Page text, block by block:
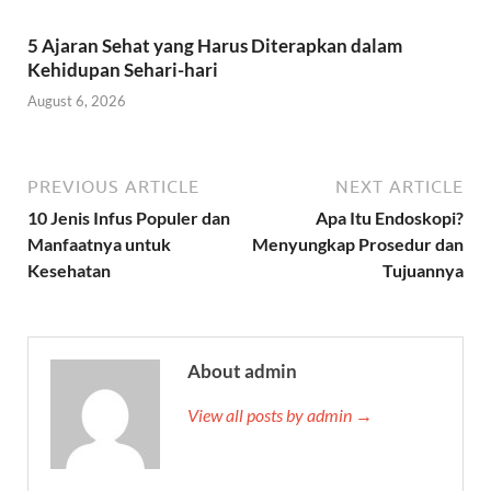
5 Ajaran Sehat yang Harus Diterapkan dalam
Kehidupan Sehari-hari
August 6, 2026
PREVIOUS ARTICLE
10 Jenis Infus Populer dan
Manfaatnya untuk
Kesehatan
NEXT ARTICLE
Apa Itu Endoskopi?
Menyungkap Prosedur dan
Tujuannya
About admin
View all posts by admin →